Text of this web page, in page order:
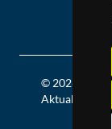
© 2026 |